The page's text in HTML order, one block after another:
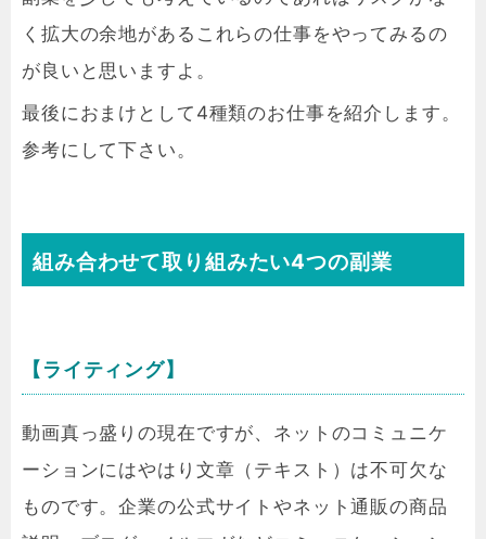
く拡大の余地があるこれらの仕事をやってみるの
が良いと思いますよ。
最後におまけとして4種類のお仕事を紹介します。
参考にして下さい。
組み合わせて取り組みたい4つの副業
【ライティング】
動画真っ盛りの現在ですが、ネットのコミュニケ
ーションにはやはり文章（テキスト）は不可欠な
ものです。企業の公式サイトやネット通販の商品